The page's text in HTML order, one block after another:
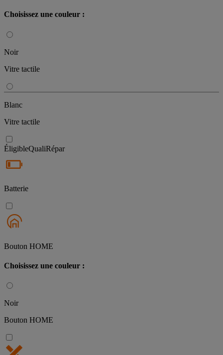
Choisissez une couleur :
Noir
Vitre tactile
Blanc
Vitre tactile
ÉligibleQualiRépar
Batterie
Bouton HOME
Choisissez une couleur :
Noir
Bouton HOME